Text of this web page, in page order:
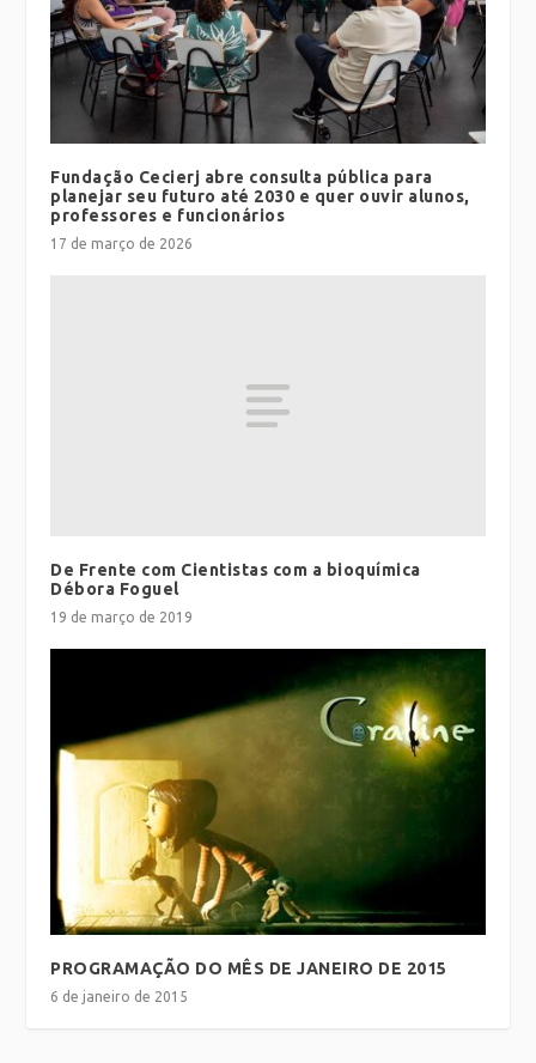
Fundação Cecierj abre consulta pública para
planejar seu futuro até 2030 e quer ouvir alunos,
professores e funcionários
17 de março de 2026
De Frente com Cientistas com a bioquímica
Débora Foguel
19 de março de 2019
PROGRAMAÇÃO DO MÊS DE JANEIRO DE 2015
6 de janeiro de 2015